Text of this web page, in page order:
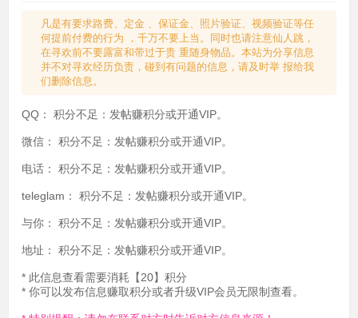
凡是有要求路费、定金 、保证金、照片验证、视频验证等任
何提前付费的行为 ，千万不要上当。同时也请注意仙人跳，
在寻欢前不要露富和带过于贵 重随身物品。本站为分享信息
并不对寻欢经历负责，碰到有问题的信息，请及时举 报给我
们删除信息。
QQ： 积分不足：发帖赚积分或开通VIP。
微信： 积分不足：发帖赚积分或开通VIP。
电话： 积分不足：发帖赚积分或开通VIP。
teleglam： 积分不足：发帖赚积分或开通VIP。
与你： 积分不足：发帖赚积分或开通VIP。
地址： 积分不足：发帖赚积分或开通VIP。
* 此信息查看需要消耗【20】积分
* 你可以发布信息赚取积分或者升级VIP会员无限制查看。